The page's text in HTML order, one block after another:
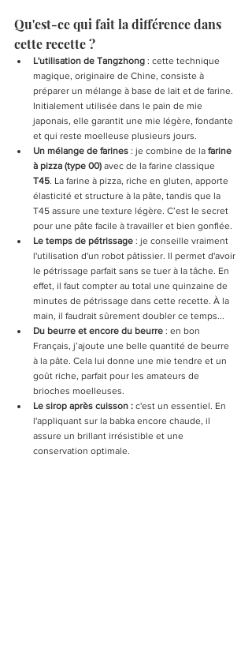
Qu'est-ce qui fait la différence dans
cette recette ?
L'utilisation de Tangzhong : cette technique
magique, originaire de Chine, consiste à
préparer un mélange à base de lait et de farine.
Initialement utilisée dans le pain de mie
japonais, elle garantit une mie légère, fondante
et qui reste moelleuse plusieurs jours.
Un mélange de farines : je combine de la farine
à pizza (type 00) avec de la farine classique
T45. La farine à pizza, riche en gluten, apporte
élasticité et structure à la pâte, tandis que la
T45 assure une texture légère. C’est le secret
pour une pâte facile à travailler et bien gonflée.
Le temps de pétrissage : je conseille vraiment
l'utilisation d'un robot pâtissier. Il permet d'avoir
le pétrissage parfait sans se tuer à la tâche. En
effet, il faut compter au total une quinzaine de
minutes de pétrissage dans cette recette. À la
main, il faudrait sûrement doubler ce temps...
Du beurre et encore du beurre : en bon
Français, j’ajoute une belle quantité de beurre
à la pâte. Cela lui donne une mie tendre et un
goût riche, parfait pour les amateurs de
brioches moelleuses.
Le sirop après cuisson : c'est un essentiel. En
l'appliquant sur la babka encore chaude, il
assure un brillant irrésistible et une
conservation optimale.